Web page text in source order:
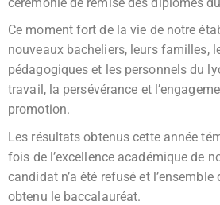
Ce moment fort de la vie de notre
nouveaux bacheliers, leurs familles,
pédagogiques et les personnels du
travail, la persévérance et
promotion.
Les résultats obtenus cette année
fois de l’excellence académique de
candidat n’a été refusé et
obtenu le baccalauréat.